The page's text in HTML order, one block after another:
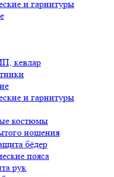
и гарнитуры
кевлар
и гарнитуры
костюмы
ношения
бёдер
пояса
рук